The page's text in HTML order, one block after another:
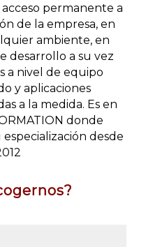
permanente a
de la empresa, en
ambiente, en
desarrollo a su vez
a nivel de equipo
y aplicaciones
a la medida. Es en
donde
desde